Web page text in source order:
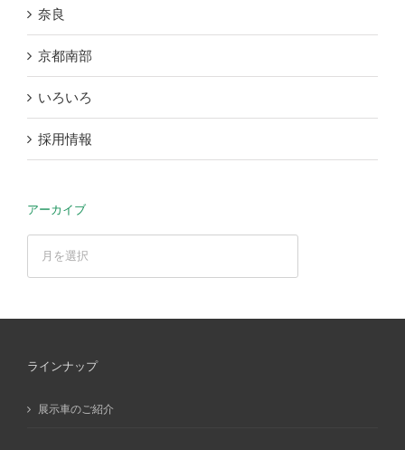
奈良
京都南部
いろいろ
採用情報
アーカイブ
ラインナップ
展示車のご紹介